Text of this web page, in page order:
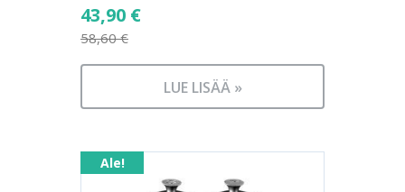
58,60€
Alkuperäinen
hinta
oli:
43,90 €
Nykyinen
on:
LUE LISÄÄ »
Ale!